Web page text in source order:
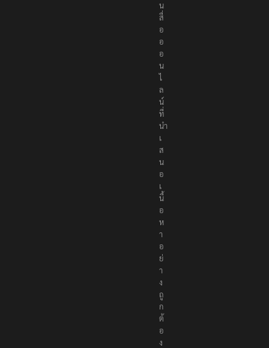
น
สื่
อ
อ
อ
น
ไ
ล
น์
ที่
นำ
เ
ส
น
อ
เ
นื้
อ
ห
า
อ
ย่
า
ง
ถู
ก
ต้
อ
ง